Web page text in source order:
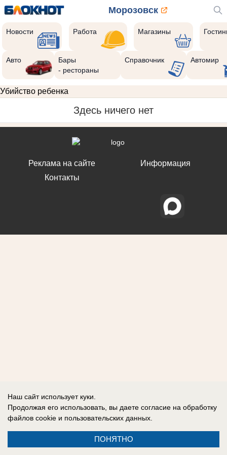
Морозовск
Новости Работа Магазины
Авто
Бары
- рестораны
Справочник Автомир
Убийство ребенка
Здесь ничего нет
Реклама на сайте
Контакты
Информация
Наш сайт использует куки.
Продолжая его использовать, вы даете согласие на обработку
файлов cookie и пользовательских данных.
ПОНЯТНО